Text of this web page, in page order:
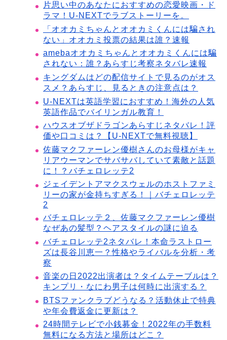
片思い中のあなたにおすすめの恋愛映画・ド
ラマ！U-NEXTでラブストーリーを。
「オオカミちゃんとオオカミくんには騙され
ない」オオカミ投票の結果は誰？速報
amebaオオカミちゃんとオオカミくんには騙
されない：誰？あらすじ考察ネタバレ速報
キングダムはどの配信サイトで見るのがオス
スメ？あらすじ、見るときの注意点は？
U-NEXTは英語学習におすすめ！海外の人気
英語作品でバイリンガル教育！
ハウスオブザドラゴンあらすじネタバレ！評
価や口コミは？【U-NEXTで無料視聴】
佐藤マクファーレン優樹さんのお母様がキャ
リアウーマンでサバサバしていて素敵と話題
に！？バチェロレッテ2
ジェイデントアマクスウェルのホストファミ
リーの家が金持ちすぎる！｜バチェロレッテ
2
バチェロレッテ２、佐藤マクファーレン優樹
なぜあの髪型？ヘアスタイルの謎に迫る
バチェロレッテ2ネタバレ！本命ラストロー
ズは長谷川恵一？性格やライバルを分析・考
察
音楽の日2022出演者は？タイムテーブルは？
キンプリ・なにわ男子は何時に出演する？
BTSファンクラブどうなる？活動休止で特典
や年会費返金に更新は？
24時間テレビで小銭募金！2022年の手数料
無料になる方法と場所はどこ？